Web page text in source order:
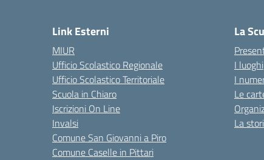
Link Esterni
MIUR
Ufficio Scolastico Regionale
Ufficio Scolastico Territoriale
Scuola in Chiaro
Iscrizioni On Line
Invalsi
Comune San Giovanni a Piro
Comune Caselle in Pittari
La
I luoghi
I
Le
La